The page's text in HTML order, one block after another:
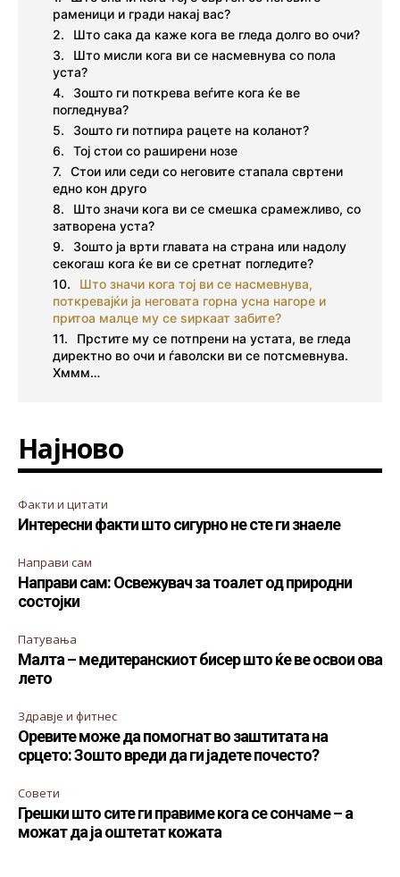
раменици и гради накај вас?
Што сака да каже кога ве гледа долго во очи?
Што мисли кога ви се насмевнува со пола
уста?
Зошто ги поткрева веѓите кога ќе ве
погледнува?
Зошто ги потпира рацете на коланот?
Тој стои со раширени нозе
Стои или седи со неговите стапала свртени
едно кон друго
Што значи кога ви се смешка срамежливо, со
затворена уста?
Зошто ја врти главата на страна или надолу
секогаш кога ќе ви се сретнат погледите?
Што значи кога тој ви се насмевнува,
поткревајќи ја неговата горна усна нагоре и
притоа малце му се ѕиркаат забите?
Прстите му се потпрени на устата, ве гледа
директно во очи и ѓаволски ви се потсмевнува.
Хммм…
Најново
Факти и цитати
Интересни факти што сигурно не сте ги знаеле
Направи сам
Направи сам: Освежувач за тоалет од природни
состојки
Патувања
Малта – медитеранскиот бисер што ќе ве освои ова
лето
Здравје и фитнес
Оревите може да помогнат во заштитата на
срцето: Зошто вреди да ги јадете почесто?
Совети
Грешки што сите ги правиме кога се сончаме – а
можат да ја оштетат кожата